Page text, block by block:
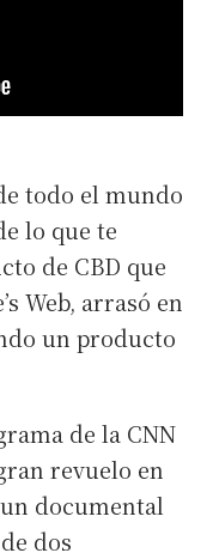
todo el mundo
lo que te
de CBD que
Web, arrasó en
un producto
de la CNN
revuelo en
documental
dos